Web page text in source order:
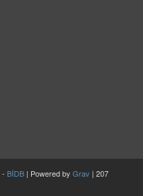
- BİDB | Powered by Grav | 207